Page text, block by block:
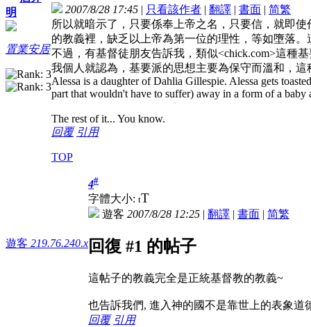
明
置業安居
2007/8/28 17:45 | 只看該作者 | 翻譯 | 書面 | 简繁
所以就暗示了，只要係奉上帝之名，只要信，就即
的教義裡，缺乏以上帝為第一位的理性，等如墮落
不過，有基督徒朋友告訴我，類似<chick.com>這種
我個人就認為，基要派的思想主要為保守而溫和，
Alessa is a daughter of Dahlia Gillespie. Alessa gets
part that wouldn't have to suffer) away in a form of a
The rest of it... You know.
回覆 引用
TOP
遊客 219.76.240.x
4#
字體大小: tT
遊客 2007/8/28 12:25 | 翻譯 | 書面 | 简繁
回復 #1 的帖子
這帖子的教義完全是正統基督教的教義~
也告訴我們, 進入神的國不是靠世上的表象道
回覆 引用